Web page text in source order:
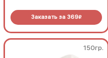
Заказать за 369R
150гр.